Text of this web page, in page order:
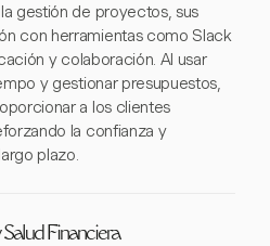
gestión de proyectos, sus
con herramientas como Slack
y colaboración. Al usar
y gestionar presupuestos,
a los clientes
la confianza y
plazo.
Financiera